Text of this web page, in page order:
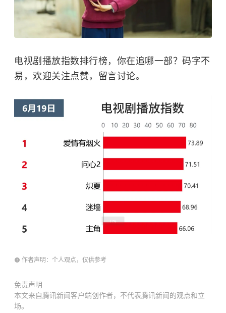
电视剧播放指数排行榜，你在追哪一部？码字不
易，欢迎关注点赞，留言讨论。
作者声明：个人观点，仅供参考
免责声明
本文来自腾讯新闻客户端创作者，不代表腾讯新闻的观点和立
场。